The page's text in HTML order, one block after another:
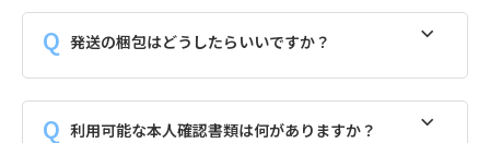
発送の梱包はどうしたらいいですか？
利用可能な本人確認書類は何がありますか？